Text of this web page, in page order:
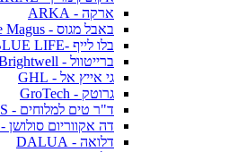
ארקה - ARKA
באבל מגוס - Bubble Magus
בלו לייף -BLUE LIFE
ברייטוול - Brightwell
גי אייץ אל - GHL
גרוטק - GroTech
ד"ר טים למלוחים - DR. TIM'S
דה אקווריום סולושן - The Aquarium Solution
דלואה - DALUA